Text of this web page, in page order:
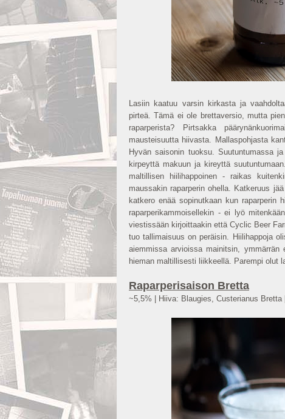
Lasiin kaatuu varsin kirkasta ja
pirteä. Tämä ei ole brettaversio, mutta
raparperista? Pirtsakka
mausteisuutta hiivasta. Mallaspohjasta
Hyvän saisonin tuoksu. Suutuntumassa
kirpeyttä makuun ja kireyttä
maltillisen hiilihappoinen - raikas
maussakin raparperin ohella. Katkeruus
katkero enää sopinutkaan kun raparperin
raparperikammoisellekin - ei lyö
viestissään kirjoittaakin että Cyclic Beer
tuo tallimaisuus on peräisin. Hiilihappoja
aiemmissa arvioissa mainitsin,
hieman maltillisesti liikkeellä. Parempi olut
Raparperisaison Bretta
~5,5% | Hiiva: Blaugies, Custerianus